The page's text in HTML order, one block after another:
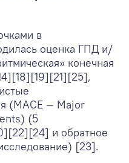
в
оценка ГПД и/
конечная
(MACE — Major
(5
и обратное
[23].